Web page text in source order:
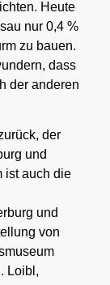
Heute
nur 0,4 %
zu bauen.
dass
der anderen
der
und
ist auch die
und
von
Loibl,